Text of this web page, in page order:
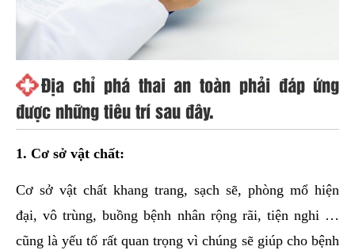
Địa chỉ phá thai an toàn phải đáp ứng
được những tiêu trí sau đây.
1. Cơ sở vật chất:
Cơ sở vật chất khang trang, sạch sẽ, phòng mổ hiện
đại, vô trùng, buồng bệnh nhân rộng rãi, tiện nghi …
cũng là yếu tố rất quan trọng vì chúng sẽ giúp cho bệnh